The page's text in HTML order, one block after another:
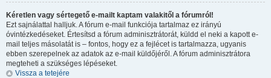
Kéretlen vagy sértegető e-mailt kaptam valakitől a fórumról!
Ezt sajnálattal halljuk. A fórum e-mail funkciója tartalmaz ez irányú
óvintézkedéseket. Értesítsd a fórum adminisztrátorát, küldd el neki a kapott e-
mail teljes másolatát is – fontos, hogy ez a fejlécet is tartalmazza, ugyanis
ebben szerepelnek az adatok az e-mail küldőjéről. A fórum adminisztrátora
megteheti a szükséges lépéseket.
Vissza a tetejére